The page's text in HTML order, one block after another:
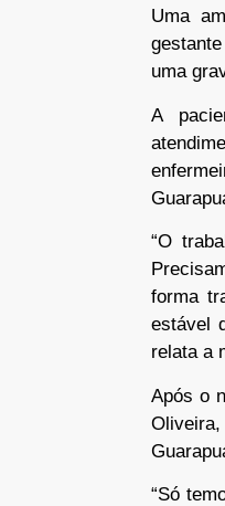
Uma
uma
A
“O
forma
estável
relata a
Após o
“Só